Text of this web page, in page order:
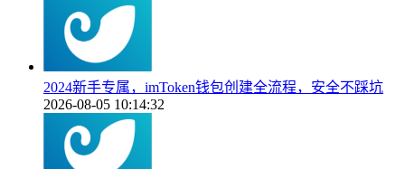
2024新手专属，imToken钱包创建全流程，安全不踩坑
2026-08-05 10:14:32